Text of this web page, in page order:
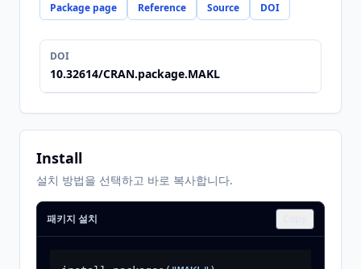
Package page Reference Source DOI
DOI
10.32614/CRAN.package.MAKL
Install
설치 방법을 선택하고 바로 복사합니다.
패키지 설치